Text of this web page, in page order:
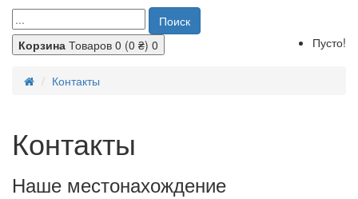
Поиск
Корзина Товаров 0 (0 ₴) 0 Пусто!
Контакты
Контакты
Наше местонахождение